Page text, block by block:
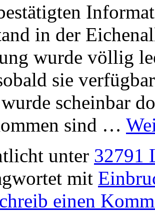
in der
wurde völlig
sie
scheinbar
sind …
unter 32791
mit
einen